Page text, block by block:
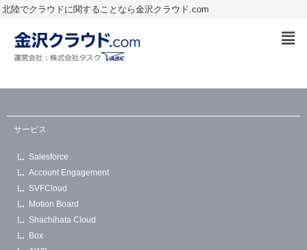
北陸でクラウドに関することなら金沢クラウド.com
サービス
Salesforce
Account Engagement
SVFCloud
Motion Board
Shachihata Cloud
Box